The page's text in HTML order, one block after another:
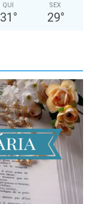
QUI
31 °
SEX
29°